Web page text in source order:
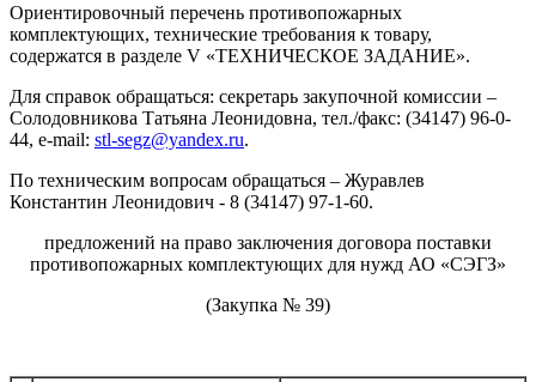
Ориентировочный перечень противопожарных
комплектующих, технические требования к товару,
содержатся в разделе V «ТЕХНИЧЕСКОЕ ЗАДАНИЕ».
Для справок обращаться: секретарь закупочной комиссии –
Солодовникова Татьяна Леонидовна, тел./факс: (34147) 96-0-
44, e-mail: stl-segz@yandex.ru.
По техническим вопросам обращаться – Журавлев
Константин Леонидович - 8 (34147) 97-1-60.
предложений на право заключения договора поставки
противопожарных комплектующих для нужд АО «СЭГЗ»
(Закупка № 39)